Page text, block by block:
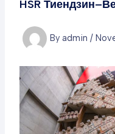
HSR
By admin /